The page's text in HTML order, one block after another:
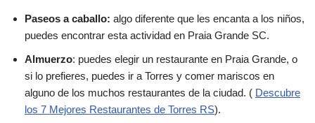
Paseos a caballo: algo diferente que les encanta a los niños,
puedes encontrar esta actividad en Praia Grande SC.
Almuerzo: puedes elegir un restaurante en Praia Grande, o
si lo prefieres, puedes ir a Torres y comer mariscos en
alguno de los muchos restaurantes de la ciudad. ( Descubre
los 7 Mejores Restaurantes de Torres RS).